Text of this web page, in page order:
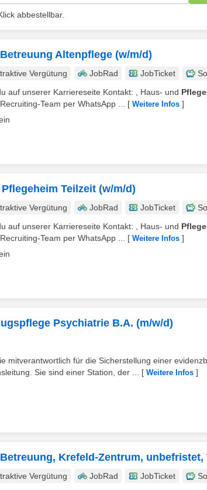
abbestellbar.
Altenpflege (w/m/d)
Vergütung JobRad JobTicket
auf unserer Karriereseite Kontakt: , Haus- und
Team per WhatsApp ...
[ Weitere Infos ]
Teilzeit (w/m/d)
Vergütung JobRad JobTicket
auf unserer Karriereseite Kontakt: , Haus- und
Team per WhatsApp ...
[ Weitere Infos ]
Psychiatrie B.A. (m/w/d)
mitverantwortlich für die Sicherstellung einer
Sie sind einer Station, der ...
[ Weitere Infos ]
Krefeld-Zentrum, unbefristet,
Vergütung JobRad JobTicket